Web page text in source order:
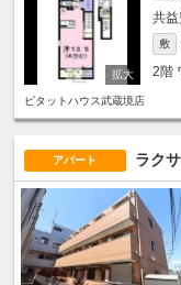
敷
2階
ピタットハウス武蔵境店
アパート ラク